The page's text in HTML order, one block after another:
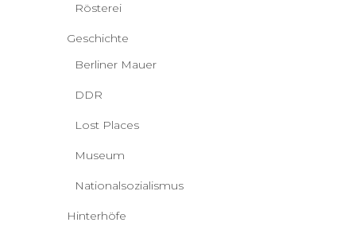
Rösterei
Geschichte
Berliner Mauer
DDR
Lost Places
Museum
Nationalsozialismus
Hinterhöfe